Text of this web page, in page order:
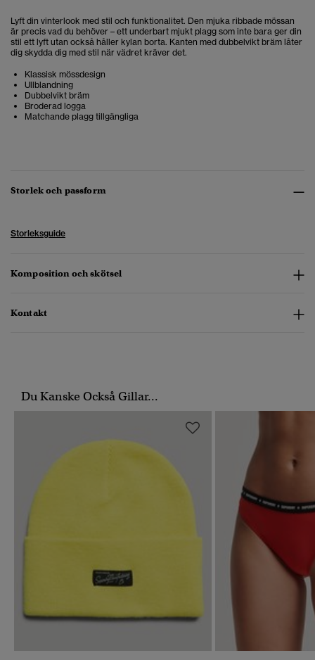
Lyft din vinterlook med stil och funktionalitet. Den mjuka ribbade mössan
är precis vad du behöver – ett underbart mjukt plagg som inte bara ger din
stil ett lyft utan också håller kylan borta. Kanten med dubbelvikt bräm låter
dig skydda dig med stil när vädret kräver det.
Klassisk mössdesign
Ullblandning
Dubbelvikt bräm
Broderad logga
Matchande plagg tillgängliga
Storlek och passform
Storleksguide
Komposition och skötsel
Kontakt
Du Kanske Också Gillar...